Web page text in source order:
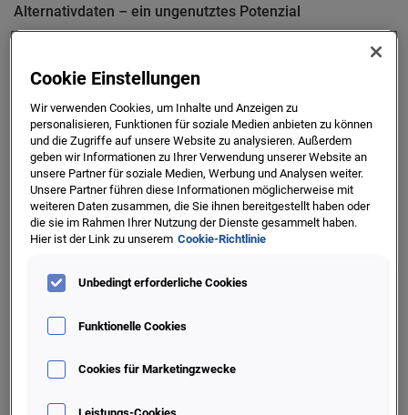
Alternativdaten – ein ungenutztes Potenzial
Informationsgewinnung, die weit über die Grenzen
traditioneller Datenquellen wie Geschäftsberichte und
Auskunfteidaten hinausgeht. Sie sind eine alternative
Quelle, die - je nach Fragestellung - zusätzliche Einblicke
geben können.
Beispiele sind: (Konto-)Transaktionsdaten, Daten aus der
Anwendung von Bild- und Texterkennungstechnologien,
Sentiment-Daten, Geo- oder Satellitendaten,
oder direkt aus dem Web gewonnen werden. Letztere
Unternehmen die wesentliche Rolle.
Mit ML und KI das Schloss zur modernen
Risikobewertung öffnen
Cookie Einstellungen
Wir verwenden Cookies, um Inhalte und Anzeigen zu
personalisieren, Funktionen für soziale Medien anbieten zu können
und die Zugriffe auf unsere Website zu analysieren. Außerdem
geben wir Informationen zu Ihrer Verwendung unserer Website an
unsere Partner für soziale Medien, Werbung und Analysen weiter.
Unsere Partner führen diese Informationen möglicherweise mit
weiteren Daten zusammen, die Sie ihnen bereitgestellt haben oder
die sie im Rahmen Ihrer Nutzung der Dienste gesammelt haben.
Hier ist der Link zu unserem Cookie-Richtlinie
Unbedingt erforderliche Cookies
Funktionelle Cookies
Cookies für Marketingzwecke